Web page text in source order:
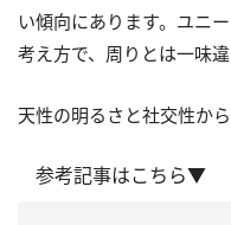
い傾向にあります。ユニ
考え方で、周りとは一味
天性の明るさと社交性か
参考記事はこちら▼